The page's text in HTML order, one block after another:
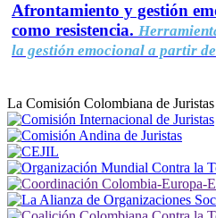
Afrontamiento y gestión
como resistencia.
la gestión emocional a partir
La Comisión Colombiana de Juristas